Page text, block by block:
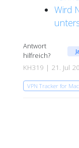
Wird
Antwort
hilfreich?
Ja
KH319 | 21. Jul
VPN Tracker for Mac